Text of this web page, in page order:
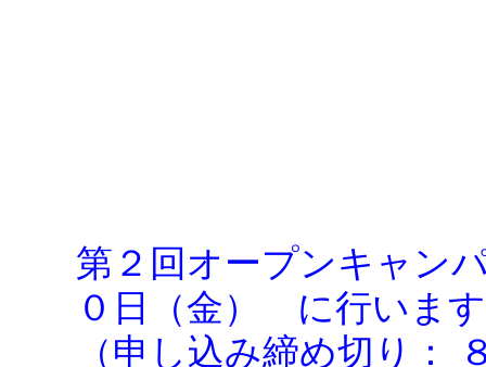
第２回オープンキャン
０日（金） に行いま
（申し込み締め切り：